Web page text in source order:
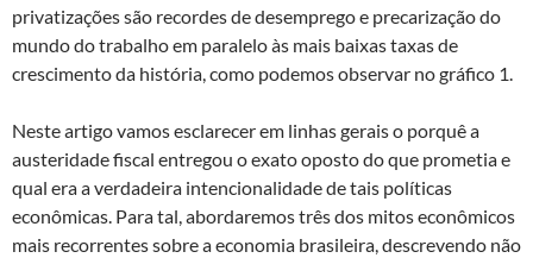
privatizações são recordes de desemprego e precarização do
mundo do trabalho em paralelo às mais baixas taxas de
crescimento da história, como podemos observar no gráfico 1.
Neste artigo vamos esclarecer em linhas gerais o porquê a
austeridade fiscal entregou o exato oposto do que prometia e
qual era a verdadeira intencionalidade de tais políticas
econômicas. Para tal, abordaremos três dos mitos econômicos
mais recorrentes sobre a economia brasileira, descrevendo não